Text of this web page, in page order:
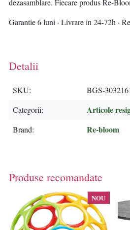
dezasamblare. Fiecare produs Re-
Garantie 6 luni · Livrare in 24-72h ·
Detalii
SKU
BGS-
Categorii
Articole
Brand Re-bloom
Produse recomandate
NOU